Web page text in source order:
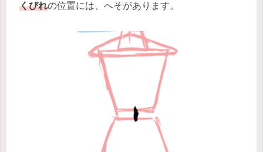
くびれの位置には、へそがあります。